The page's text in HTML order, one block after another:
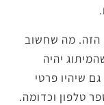
הזה. מה שחשוב
יהיה
שיהיו פרטי
טלפון וכדומה.